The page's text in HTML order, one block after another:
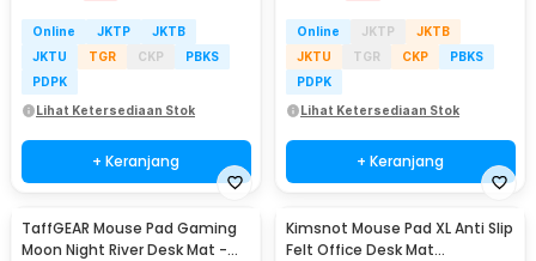
Online JKTP
JKTB
JKTU
TGR CKP
PBKS
PDPK
Lihat Ketersediaan Stok
+ Keranjang
Online JKTP
JKTB
JKTU
TGR CKP
PBKS
PDPK
Lihat Ketersediaan Stok
+ Keranjang
TaffGEAR Mouse Pad Gaming
Moon Night River Desk Mat -
Kimsnot Mouse Pad XL Anti Slip
Felt Office Desk Mat